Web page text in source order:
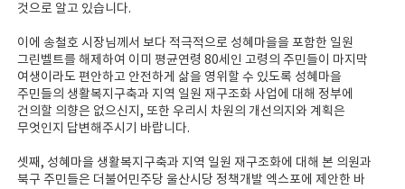
것으로 알고 있습니다.
이에 송철호 시장님께서 보다 적극적으로 성혜마을을 포함한 일원
그린벨트를 해제하여 이미 평균연령 80세인 고령의 주민들이 마지막
여생이라도 편안하고 안전하게 삶을 영위할 수 있도록 성혜마을
주민들의 생활복지구축과 지역 일원 재구조화 사업에 대해 정부에
건의할 의향은 없으신지, 또한 우리시 차원의 개선의지와 계획은
무엇인지 답변해주시기 바랍니다.
셋째, 성혜마을 생활복지구축과 지역 일원 재구조화에 대해 본 의원과
북구 주민들은 더불어민주당 울산시당 정책개발 엑스포에 제안한 바